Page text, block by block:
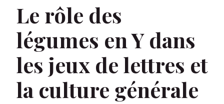
Le rôle des
légumes en Y dans
les jeux de lettres et
la culture générale